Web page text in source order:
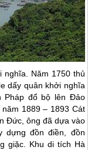
nghĩa. Năm 1750 thủ
dấy quân khởi nghĩa
Pháp đổ bộ lên Đảo
1889 – 1893 Cát
Đức, ông đã dựa vào
dựng đồn điền, đồn
giặc. Khu di tích Hà